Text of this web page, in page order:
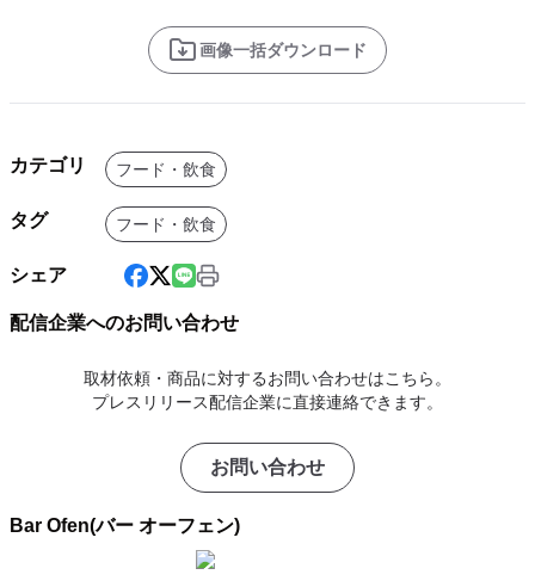
画像一括ダウンロード
カテゴリ フード・飲食
タグ フード・飲食
シェア
配信企業へのお問い合わせ
取材依頼・商品に対するお問い合わせはこちら。
プレスリリース配信企業に直接連絡できます。
お問い合わせ
Bar Ofen(バー オーフェン)